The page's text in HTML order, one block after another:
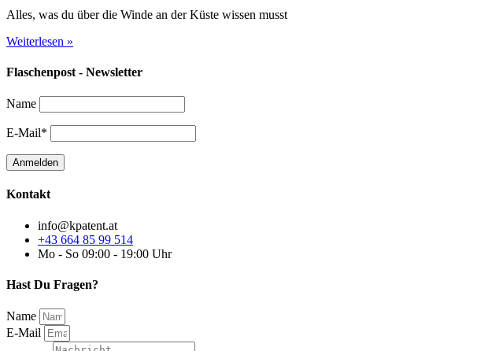
Alles, was du über die Winde an der Küste wissen musst
Weiterlesen »
Flaschenpost - Newsletter
Name
E-Mail*
Kontakt
info@kpatent.at
+43 664 85 99 514
Mo - So 09:00 - 19:00 Uhr
Hast Du Fragen?
Name
E-Mail